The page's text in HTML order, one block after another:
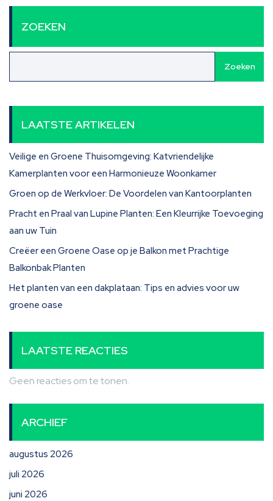
ZOEKEN
Zoeken
LAATSTE ARTIKELEN
Veilige en Groene Thuisomgeving: Katvriendelijke
Kamerplanten voor een Harmonieuze Woonkamer
Groen op de Werkvloer: De Voordelen van Kantoorplanten
Pracht en Praal van Lupine Planten: Een Kleurrijke Toevoeging
aan uw Tuin
Creëer een Groene Oase op je Balkon met Prachtige
Balkonbak Planten
Het planten van een dakplataan: Tips en advies voor uw
groene oase
LAATSTE REACTIES
Geen reacties om te tonen.
ARCHIEF
augustus 2026
juli 2026
juni 2026